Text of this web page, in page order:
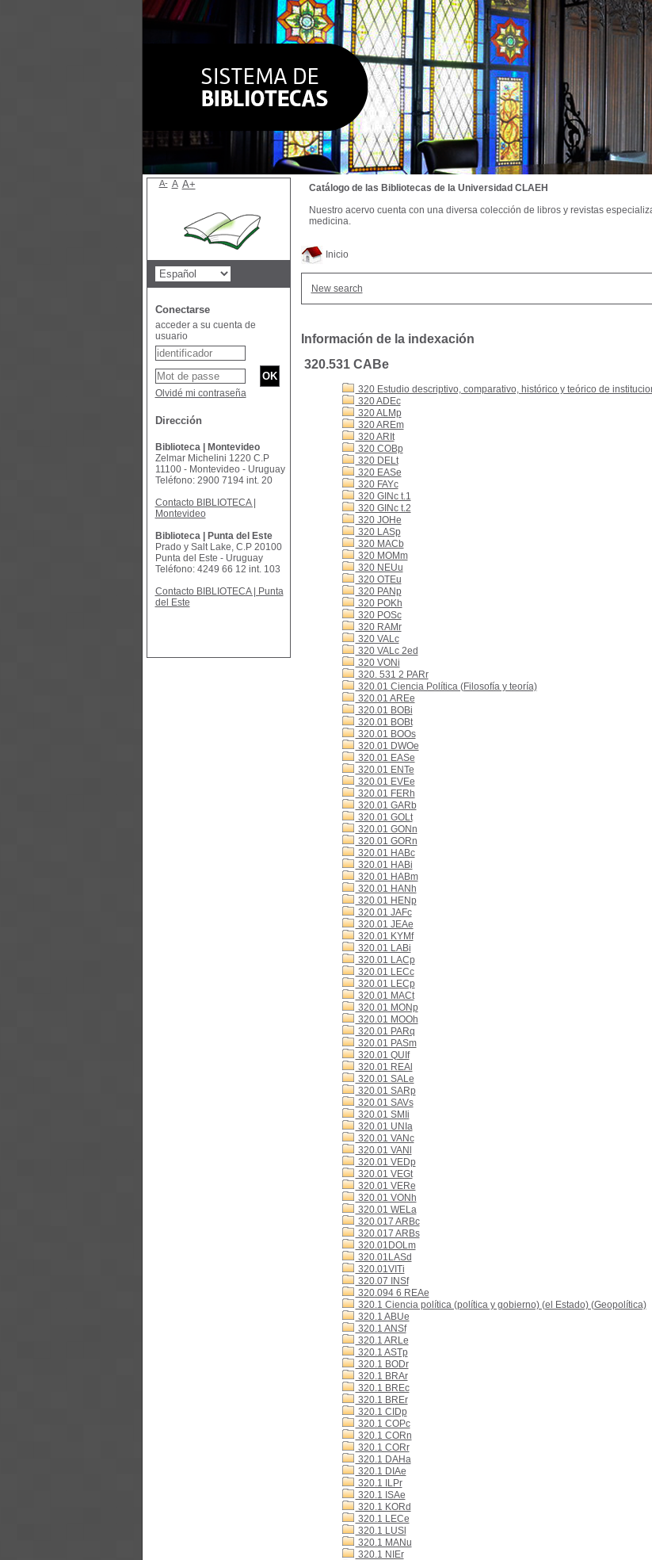
Inicio
New search
Información de la indexación
320.531 CABe
320 Estudio descriptivo, comparativo, histórico y teórico de
320 ADEc
320 ALMp
320 AREm
320 ARIt
320 COBp
320 DELt
320 EASe
320 FAYc
320 GINc t.1
320 GINc t.2
320 JOHe
320 LASp
320 MACb
320 MOMm
320 NEUu
320 OTEu
320 PANp
320 POKh
320 POSc
320 RAMr
320 VALc
320 VALc 2ed
320 VONi
320. 531 2 PARr
320.01 Ciencia Política (Filosofía y teoría)
320.01 AREe
320.01 BOBi
320.01 BOBt
320.01 BOOs
320.01 DWOe
320.01 EASe
320.01 ENTe
320.01 EVEe
320.01 FERh
320.01 GARb
320.01 GOLt
320.01 GONn
320.01 GORn
320.01 HABc
320.01 HABi
320.01 HABm
320.01 HANh
320.01 HENp
320.01 JAFc
320.01 JEAe
320.01 KYMf
320.01 LABi
320.01 LACp
320.01 LECc
320.01 LECp
320.01 MACt
320.01 MONp
320.01 MOOh
320.01 PARq
320.01 PASm
320.01 QUIf
320.01 REAl
320.01 SALe
320.01 SARp
320.01 SAVs
320.01 SMIi
320.01 UNIa
320.01 VANc
320.01 VANl
320.01 VEDp
320.01 VEGt
320.01 VERe
320.01 VONh
320.01 WELa
320.017 ARBc
320.017 ARBs
320.01DOLm
320.01LASd
320.01VITi
320.07 INSf
320.094 6 REAe
320.1 Ciencia política (política y gobierno) (el Estado) (Geopolítica)
320.1 ABUe
320.1 ANSf
320.1 ARLe
320.1 ASTp
320.1 BODr
320.1 BRAr
320.1 BREc
320.1 BREr
320.1 CIDp
320.1 COPc
320.1 CORn
320.1 CORr
320.1 DAHa
320.1 DIAe
320.1 ILPr
320.1 ISAe
320.1 KORd
320.1 LECe
320.1 LUSl
320.1 MANu
320.1 NIEr
Catálogo de las Bibliotecas de la Universidad CLAEH
Nuestro acervo cuenta con una diversa colección de libros y revistas
medicina.
A- A A+
Conectarse
acceder a su cuenta de
usuario
Olvidé mi contraseña
Dirección
Biblioteca | Montevideo
Zelmar Michelini 1220 C.P
11100 - Montevideo - Uruguay
Teléfono: 2900 7194 int. 20
Contacto BIBLIOTECA |
Montevideo
Biblioteca | Punta del Este
Prado y Salt Lake, C.P 20100
Punta del Este - Uruguay
Teléfono: 4249 66 12 int. 103
Contacto BIBLIOTECA | Punta
del Este